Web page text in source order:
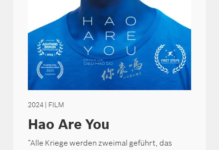
2024 | FILM
Hao Are You
“Alle Kriege werden zweimal geführt, das